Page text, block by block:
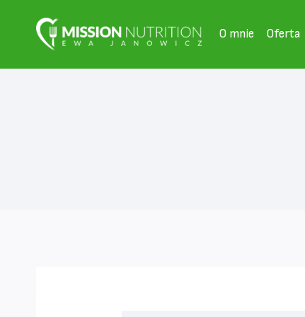
O mnie Oferta